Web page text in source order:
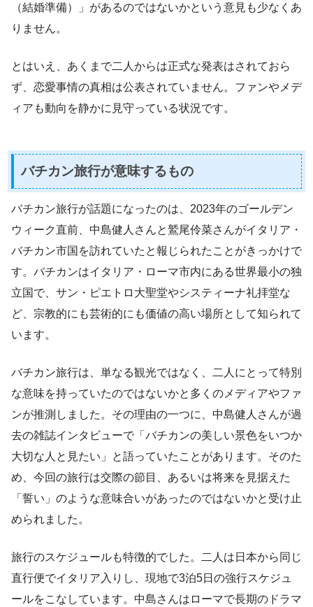
（結婚準備）」があるのではないかという意見も少なくあ
りません。
とはいえ、あくまで二人からは正式な発表はされておら
ず、恋愛事情の真相は公表されていません。ファンやメデ
ィアも動向を静かに見守っている状況です。
バチカン旅行が意味するもの
バチカン旅行が話題になったのは、2023年のゴールデン
ウィーク直前、中島健人さんと鷲尾伶菜さんがイタリア・
バチカン市国を訪れていたと報じられたことがきっかけで
す。バチカンはイタリア・ローマ市内にある世界最小の独
立国で、サン・ピエトロ大聖堂やシスティーナ礼拝堂な
ど、宗教的にも芸術的にも価値の高い場所として知られて
います。
バチカン旅行は、単なる観光ではなく、二人にとって特別
な意味を持っていたのではないかと多くのメディアやファ
ンが推測しました。その理由の一つに、中島健人さんが過
去の雑誌インタビューで「バチカンの美しい景色をいつか
大切な人と見たい」と語っていたことがあります。そのた
め、今回の旅行は交際の節目、あるいは将来を見据えた
「誓い」のような意味合いがあったのではないかと受け止
められました。
旅行のスケジュールも特徴的でした。二人は日本から同じ
直行便でイタリア入りし、現地で3泊5日の強行スケジュ
ールをこなしています。中島さんはローマで長期のドラマ